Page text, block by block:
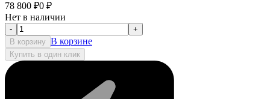
78 800 ₽0 ₽
Нет в наличии
-
+
В корзину В корзине
Купить в один клик